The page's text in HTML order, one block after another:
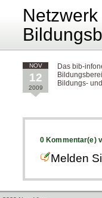
NOV
12
2009
Das bib-
Bildungs-
0 Kommentar(e)
Melden